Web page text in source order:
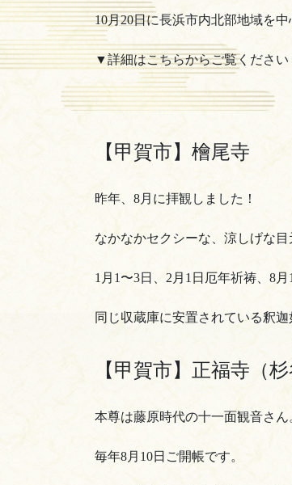
10月20日に長浜市内北部地域を
▼詳細はこちらからご覧ください
【甲賀市】檜尾寺
昨年、8月に拝観しました！
なかなかセクシーな、涼しげな目
1月1〜3日、2月1日厄年祈祷、8月
同じ収蔵庫に安置されている釈
【甲賀市】正福寺（杉
本尊は藤原時代の十一面観音さん
毎年8月10日ご開帳です。